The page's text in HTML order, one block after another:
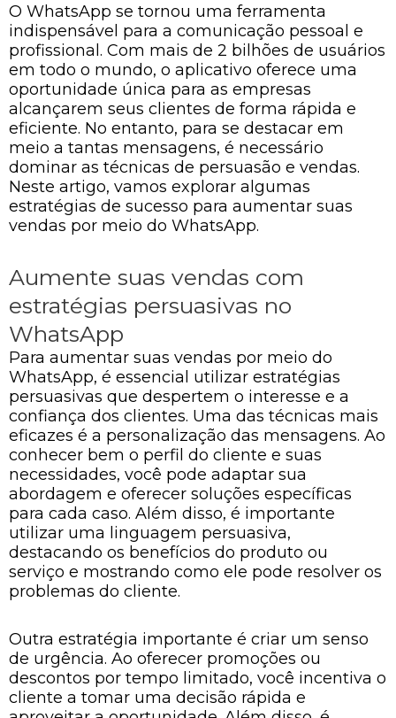
O WhatsApp se tornou uma ferramenta
indispensável para a comunicação pessoal e
profissional. Com mais de 2 bilhões de usuários
em todo o mundo, o aplicativo oferece uma
oportunidade única para as empresas
alcançarem seus clientes de forma rápida e
eficiente. No entanto, para se destacar em
meio a tantas mensagens, é necessário
dominar as técnicas de persuasão e vendas.
Neste artigo, vamos explorar algumas
estratégias de sucesso para aumentar suas
vendas por meio do WhatsApp.
Aumente suas vendas com
estratégias persuasivas no
WhatsApp
Para aumentar suas vendas por meio do
WhatsApp, é essencial utilizar estratégias
persuasivas que despertem o interesse e a
confiança dos clientes. Uma das técnicas mais
eficazes é a personalização das mensagens. Ao
conhecer bem o perfil do cliente e suas
necessidades, você pode adaptar sua
abordagem e oferecer soluções específicas
para cada caso. Além disso, é importante
utilizar uma linguagem persuasiva,
destacando os benefícios do produto ou
serviço e mostrando como ele pode resolver os
problemas do cliente.
Outra estratégia importante é criar um senso
de urgência. Ao oferecer promoções ou
descontos por tempo limitado, você incentiva o
cliente a tomar uma decisão rápida e